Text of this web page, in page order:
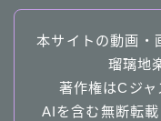
本サイトの動画・
瑠璃地
著作権はCジ
AIを含む無断転